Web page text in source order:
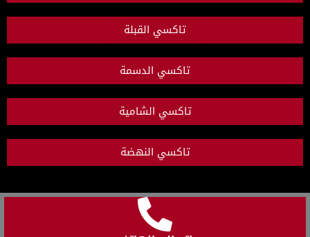
تاكسي القبلة
تاكسي الدسمة
تاكسي الشامية
تاكسي النهضة